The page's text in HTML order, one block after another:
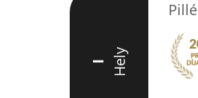
I Hely